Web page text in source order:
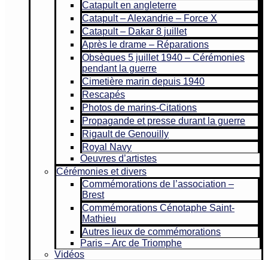
Catapult en angleterre
Catapult – Alexandrie – Force X
Catapult – Dakar 8 juillet
Après le drame – Réparations
Obsèques 5 juillet 1940 – Cérémonies
pendant la guerre
Cimetière marin depuis 1940
Rescapés
Photos de marins-Citations
Propagande et presse durant la guerre
Rigault de Genouilly
Royal Navy
Oeuvres d’artistes
Cérémonies et divers
Commémorations de l’association –
Brest
Commémorations Cénotaphe Saint-
Mathieu
Autres lieux de commémorations
Paris – Arc de Triomphe
Vidéos